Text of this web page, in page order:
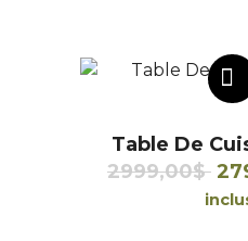
Table De
2999,00$ Le